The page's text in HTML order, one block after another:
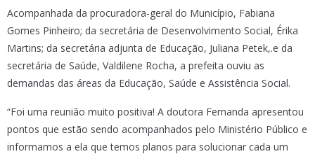
Acompanhada da procuradora-geral do Município, Fabiana
Gomes Pinheiro; da secretária de Desenvolvimento Social, Érika
Martins; da secretária adjunta de Educação, Juliana Petek,.e da
secretária de Saúde, Valdilene Rocha, a prefeita ouviu as
demandas das áreas da Educação, Saúde e Assistência Social.
“Foi uma reunião muito positiva! A doutora Fernanda apresentou
pontos que estão sendo acompanhados pelo Ministério Público e
informamos a ela que temos planos para solucionar cada um